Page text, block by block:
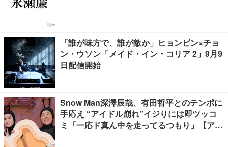
「誰が味方で、誰が敵か」ヒョンビン×チョ
ン・ウソン「メイド・イン・コリア 2」9月9
日配信開始
Snow Man深澤辰哉、有田哲平とのテンポに
手応え “アイドル崩れ”イジりには即ツッコ
ミ「一応ド真ん中を走ってるつもり」【アリ